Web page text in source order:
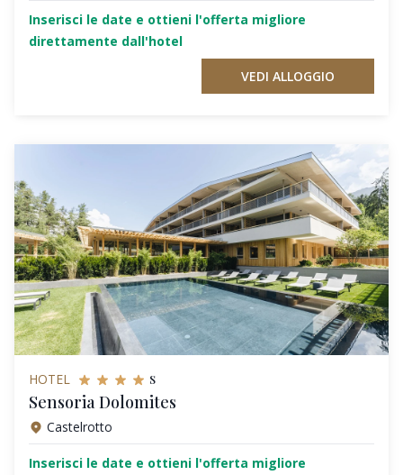
Inserisci le date e ottieni l'offerta migliore
direttamente dall'hotel
VEDI ALLOGGIO
HOTEL s
Sensoria Dolomites
Castelrotto
Inserisci le date e ottieni l'offerta migliore